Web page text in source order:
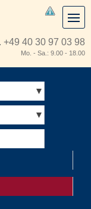
+49 40 30 97 03 98
Mo. - Sa.: 9.00 - 18.00